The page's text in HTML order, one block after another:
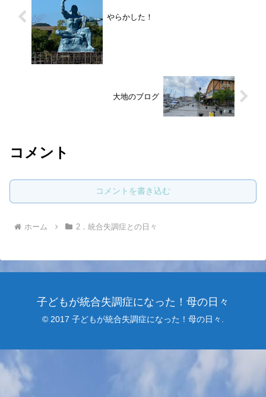
やらかした！
大地のブログ
コメント
コメントを書き込む
ホーム 2．統合失調症との日々
子どもが統合失調症になった！母の日々
© 2017 子どもが統合失調症になった！母の日々.